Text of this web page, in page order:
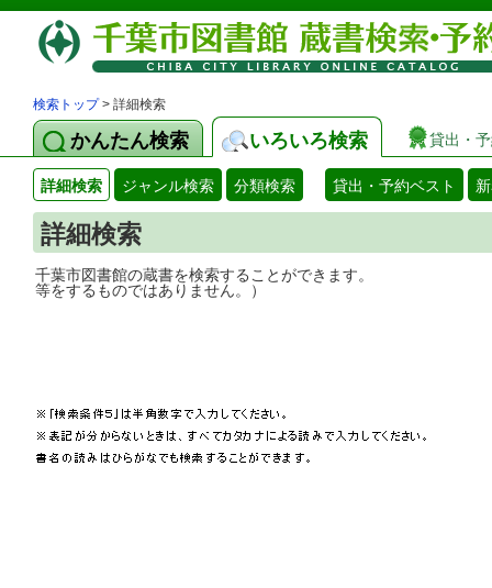
検索トップ> 詳細検索
かんたん検索 いろいろ検索 貸出・
詳細検索 ジャンル検索 分類検索 貸出・予約ベスト
詳細検索
千葉市図書館の蔵書を検索することがで
等をするものではありません。）